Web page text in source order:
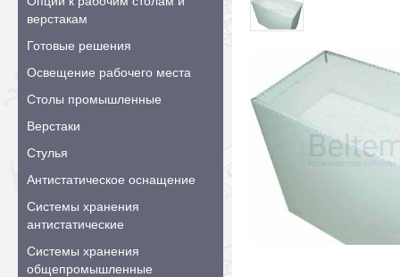
верстакам
Готовые решения
Освещение рабочего места
Столы промышленные
Верстаки
Стулья
Антистатическое оснащение
Системы хранения
антистатические
Системы хранения
общепромышленные